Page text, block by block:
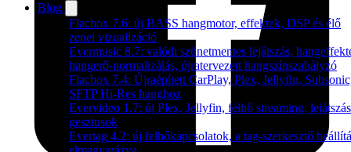
Blog
Flacbox 7.6: új BASS hangmotor, effektek, DSP és élő
zenei vizualizáció
Evermusic 8.7: valódi szünetmentes lejátszás,
hangerő-normalizálás, újratervezett hangszínszabályzó
Flacbox 7.4: Újraépített CarPlay, Plex, Jellyfin,
SFTP Hi-Res hanghoz
Evervideo 1.7: új Plex, Jellyfin, felhő streaming,
gesztusok
Evertag 4.2: új felhőkapcsolatok, a tag-szerkesztő